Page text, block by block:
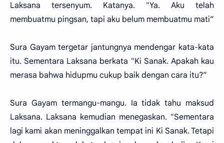
Laksana tersenyum. Katanya. "Ya. Aku telah
membuatmu pingsan, tapi aku belum membuatmu mati”
Sura Gayam tergetar jantungnya mendengar kata-kata
itu. Sementara Laksana berkata "Ki Sanak. Apakah kau
merasa bahwa hidupmu cukup baik dengan cara itu?”
Sura Gayam termangu-mangu. Ia tidak tahu maksud
Laksana. Laksana kemudian menegaskan. "Sementara
lagi kami akan meninggalkan tempat ini Ki Sanak. Tetapi